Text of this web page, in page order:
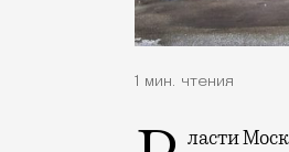
1 мин. чтения
Власти